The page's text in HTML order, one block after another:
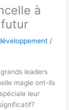
à
futur
/
leaders
magie ont-ils
leur